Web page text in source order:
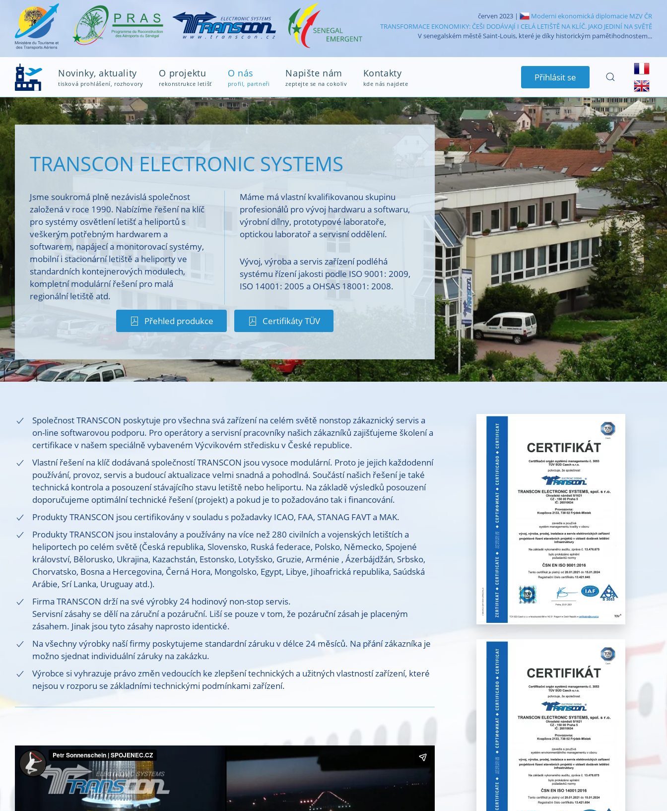
červen 2023 |
Moderni ekonomická diplomacie MZV ČR
TRANSFORMACE EKONOMIKY: ČEŠI DODÁVAJÍ I CELÁ LETIŠTĚ NA KLÍČ. JAKO JEDINÍ NA SVĚTĚ
V senegalském městě Saint-Louis, které je díky historickým pamětihodnostem...
Novinky, aktuality
tisková prohlášení, rozhovory
O projektu
rekonstrukce letišť
O nás
profil, partneři
Napište nám
zeptejte se na cokoliv
Kontakty
kde nás najdete
Přihlásit se
TRANSCON ELECTRONIC SYSTEMS
Jsme soukromá plně nezávislá společnost
založená v roce 1990. Nabízíme řešení na klíč
pro systémy osvětlení letišť a heliportů s
veškerým potřebným hardwarem a
softwarem, napájecí a monitorovací systémy,
mobilní i stacionární letiště a heliporty ve
standardních kontejnerových modulech,
kompletní modulární řešení pro malá
regionální letiště atd.
Máme má vlastní kvalifikovanou skupinu
profesionálů pro vývoj hardwaru a softwaru,
výrobní dílny, prototypové laboratoře,
optickou laboratoř a servisní oddělení.
Vývoj, výroba a servis zařízení podléhá
systému řízení jakosti podle ISO 9001: 2009,
ISO 14001: 2005 a OHSAS 18001: 2008.
Přehled produkce Certifikáty TÜV
Společnost TRANSCON poskytuje pro všechna svá zařízení na celém světě nonstop zákaznický servis a
on-line softwarovou podporu. Pro operátory a servisní pracovníky našich zákazníků zajišťujeme školení a
certifikace v našem speciálně vybaveném Výcvikovém středisku v České republice.
Vlastní řešení na klíč dodávaná společností TRANSCON jsou vysoce modulární. Proto je jejich každodenní
používání, provoz, servis a budoucí aktualizace velmi snadná a pohodlná. Součástí našich řešení je také
technická kontrola a posouzení stávajícího stavu letiště nebo heliportu. Na základě výsledků posouzení
doporučujeme optimální technické řešení (projekt) a pokud je to požadováno tak i financování.
Produkty TRANSCON jsou certifikovány v souladu s požadavky ICAO, FAA, STANAG FAVT a MAK.
Produkty TRANSCON jsou instalovány a používány na více než 280 civilních a vojenských letištích a
heliportech po celém světě (Česká republika, Slovensko, Ruská federace, Polsko, Německo, Spojené
království, Bělorusko, Ukrajina, Kazachstán, Estonsko, Lotyšsko, Gruzie, Arménie , Ázerbájdžán, Srbsko,
Chorvatsko, Bosna a Hercegovina, Černá Hora, Mongolsko, Egypt, Libye, Jihoafrická republika, Saúdská
Arábie, Srí Lanka, Uruguay atd.).
Firma TRANSCON drží na své výrobky 24 hodinový non-stop servis.
Servisní zásahy se dělí na záruční a pozáruční. Liší se pouze v tom, že pozáruční zásah je placeným
zásahem. Jinak jsou tyto zásahy naprosto identické.
Na všechny výrobky naší firmy poskytujeme standardní záruku v délce 24 měsíců. Na přání zákazníka je
možno sjednat individuální záruky na zakázku.
Výrobce si vyhrazuje právo změn vedoucích ke zlepšení technických a užitných vlastností zařízení, které
nejsou v rozporu se základními technickými podmínkami zařízení.
vývoj, výroba, elektronických
zařízení
vývoj, výroba, elektronických
zařízení